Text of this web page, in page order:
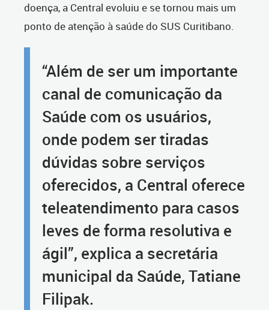
doença, a Central evoluiu e se tornou mais um
ponto de atenção à saúde do SUS Curitibano.
“Além de ser um importante
canal de comunicação da
Saúde com os usuários,
onde podem ser tiradas
dúvidas sobre serviços
oferecidos, a Central oferece
teleatendimento para casos
leves de forma resolutiva e
ágil”, explica a secretária
municipal da Saúde, Tatiane
Filipak.